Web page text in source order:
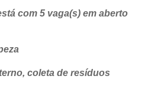
com 5 vaga(s) em aberto
coleta de resíduos